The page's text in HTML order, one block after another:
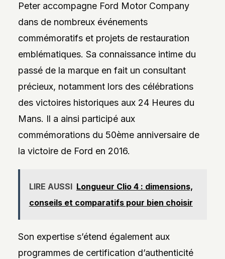
Peter accompagne Ford Motor Company
dans de nombreux événements
commémoratifs et projets de restauration
emblématiques. Sa connaissance intime du
passé de la marque en fait un consultant
précieux, notamment lors des célébrations
des victoires historiques aux 24 Heures du
Mans. Il a ainsi participé aux
commémorations du 50ème anniversaire de
la victoire de Ford en 2016.
LIRE AUSSI Longueur Clio 4 : dimensions,
conseils et comparatifs pour bien choisir
Son expertise s’étend également aux
programmes de certification d’authenticité